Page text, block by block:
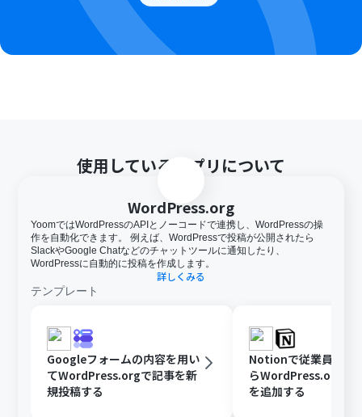
使用しているアプリについて
WordPress.org
YoomではWordPressのAPIとノーコードで連携し、WordPressの操
作を自動化できます。 例えば、WordPressで投稿が公開されたら
SlackやGoogle Chatなどのチャットツールに通知したり、
WordPressに自動的に投稿を作成します。
詳しくみる
テンプレート
Googleフォームの内容を用い
てWordPress.orgで記事を新
規投稿する
Notionで従業員が登
らWordPress.orgに
を追加する